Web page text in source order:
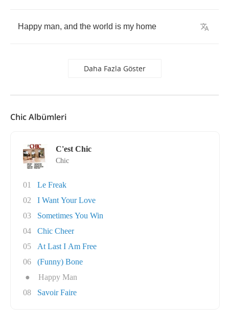
Happy man, and the world is my home
Daha Fazla Göster
Chic Albümleri
C'est Chic
Chic
01
Le Freak
02
I Want Your Love
03
Sometimes You Win
04
Chic Cheer
05
At Last I Am Free
06
(Funny) Bone
●
Happy Man
08
Savoir Faire